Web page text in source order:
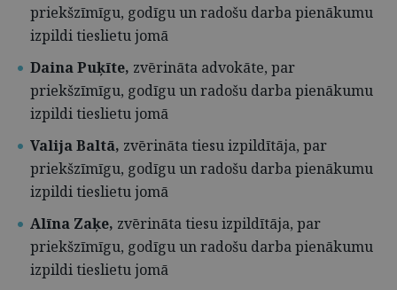
priekšzīmīgu, godīgu un radošu darba pienākumu
izpildi tieslietu jomā
Daina Puķīte, zvērināta advokāte, par
priekšzīmīgu, godīgu un radošu darba pienākumu
izpildi tieslietu jomā
Valija Baltā, zvērināta tiesu izpildītāja, par
priekšzīmīgu, godīgu un radošu darba pienākumu
izpildi tieslietu jomā
Alīna Zaķe, zvērināta tiesu izpildītāja, par
priekšzīmīgu, godīgu un radošu darba pienākumu
izpildi tieslietu jomā